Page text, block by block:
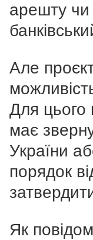
арешту чи
Але
Для цього
має
України
порядок
Як